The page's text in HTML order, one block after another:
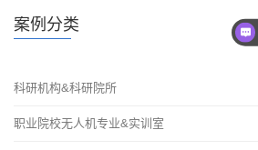
案例分类
科研机构&科研院所
职业院校无人机专业&实训室